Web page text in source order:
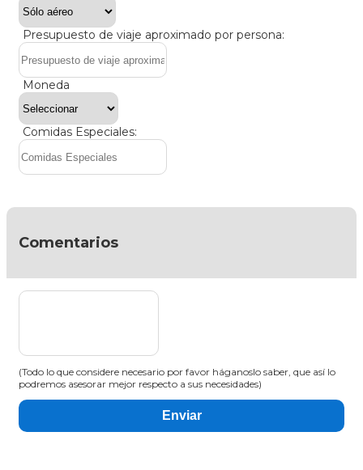
Presupuesto de viaje aproximado por persona:
Moneda
Comidas Especiales:
Comentarios
(Todo lo que considere necesario por favor háganoslo saber, que así lo
podremos asesorar mejor respecto a sus necesidades)
Enviar